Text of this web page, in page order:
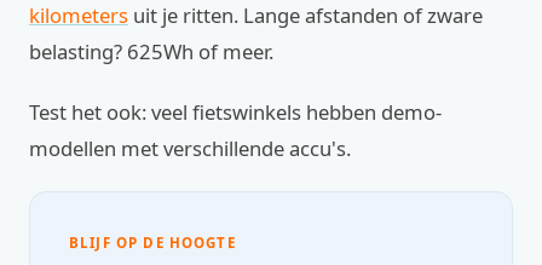
kilometers uit je ritten. Lange afstanden of zware
belasting? 625Wh of meer.
Test het ook: veel fietswinkels hebben demo-
modellen met verschillende accu's.
BLIJF OP DE HOOGTE